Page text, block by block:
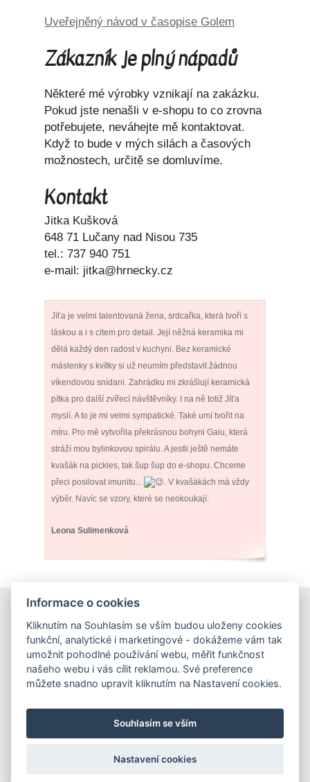
Uveřejněný návod v časopise Golem
Zákazník je plný nápadů
Některé mé výrobky vznikají na zakázku.
Pokud jste nenašli v e-shopu to co zrovna
potřebujete, neváhejte mě kontaktovat.
Když to bude v mých silách a časových
možnostech, určitě se domluvíme.
Kontakt
Jitka Kušková
648 71 Lučany nad Nisou 735
tel.: 737 940 751
e-mail: jitka@hrnecky.cz
Jíťa je velmi talentovaná žena, srdcařka, která tvoří s
láskou a i s citem pro detail. Její něžná keramika mi
dělá každý den radost v kuchyni. Bez keramické
máslenky s kvítky si už neumím představit žádnou
víkendovou snídani. Zahrádku mi zkrášlují keramická
pítka pro další zvířecí návštěvníky. I na ně totiž Jíťa
myslí. A to je mi velmi sympatické. Také umí tvořit na
míru. Pro mě vytvořila překrásnou bohyni Gaiu, která
stráží mou bylinkovou spirálu. A jestli ještě nemáte
kvašák na pickles, tak šup šup do e-shopu. Chceme
přeci posilovat imunitu...
. V kvašákách má vždy
výběr. Navíc se vzory, které se neokoukají.
Leona Sulimenková
Obchodní podmínky
Podmínky ochrany osobních údajů
Hrnečky
Ateliér Hrnečky
O mně
Informace o cookies
Kliknutím na Souhlasím se vším budou uloženy cookies
funkční, analytické i marketingové - dokážeme vám tak
umožnit pohodlné používání webu, měřit funkčnost
našeho webu i vás cílit reklamou. Své preference
můžete snadno upravit kliknutím na Nastavení cookies.
Souhlasím se vším
Nastavení cookies